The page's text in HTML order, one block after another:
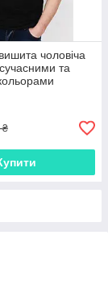
чоловіча
та
₴